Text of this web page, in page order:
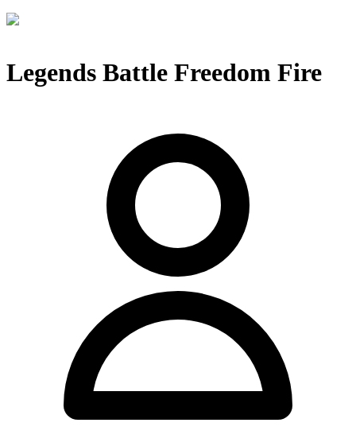
Legends Battle Freedom Fire